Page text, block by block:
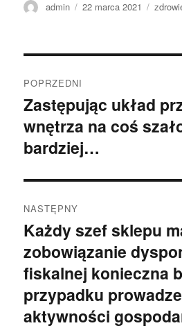
Autor
admin
Data
22 marca 2021
wpisu
POPRZEDNI
Poprzedni
wpis:
Zastępując układ
wnętrza na coś
bardziej…
NASTĘPNY
Następny
wpis:
Każdy szef sklepu
zobowiązanie
fiskalnej konieczna
przypadku
aktywności